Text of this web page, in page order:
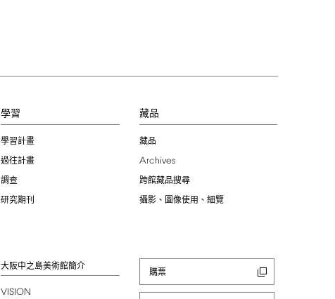
學習
學習計畫
過往計畫
調查
研究期刊
藏品
藏品
Archives
跨館藏品搜尋
攝影、圖像使用、細覽
大阪中之島美術館簡介
VISION
購票